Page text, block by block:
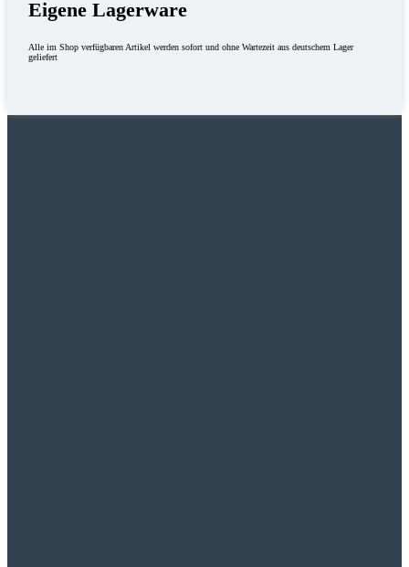
Eigene Lagerware
Alle im Shop verfügbaren Artikel werden sofort und ohne Wartezeit aus deutschem Lager
geliefert